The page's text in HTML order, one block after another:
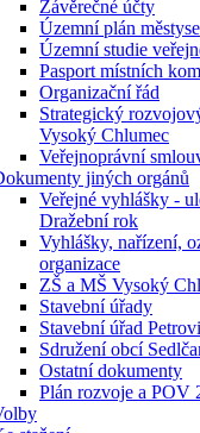
Závěrečné účty
Územní plán městyse
Územní studie
Pasport místních
Organizační řád
Strategický
Vysoký Chlumec
Veřejnoprávní
jiných orgánů
Veřejné vyhlášky -
Dražební rok
Vyhlášky, nařízení,
organizace
ZŠ a MŠ Vysoký
Stavební úřady
Stavební úřad
Sdružení obcí
Ostatní dokumenty
Plán rozvoje a POV